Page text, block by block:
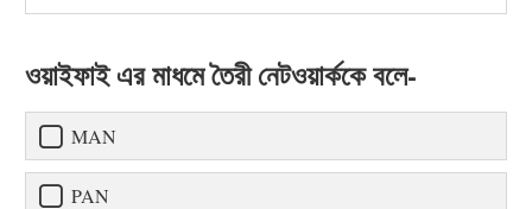
ওয়াইফাই এর মাধমে তৈরী নেটওয়ার্ককে বলে-
MAN
PAN